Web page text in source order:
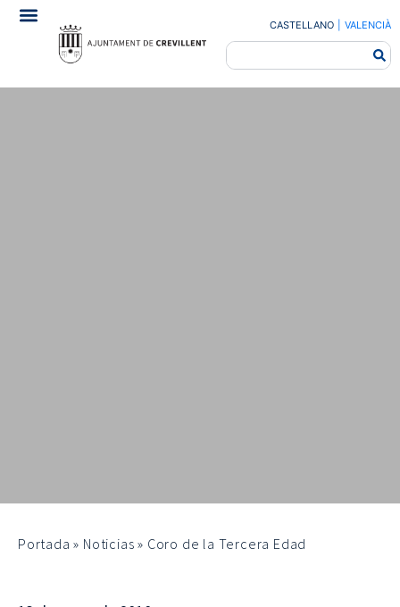
CASTELLANO VALENCIÀ
Portada » Noticias » Coro de la Tercera Edad